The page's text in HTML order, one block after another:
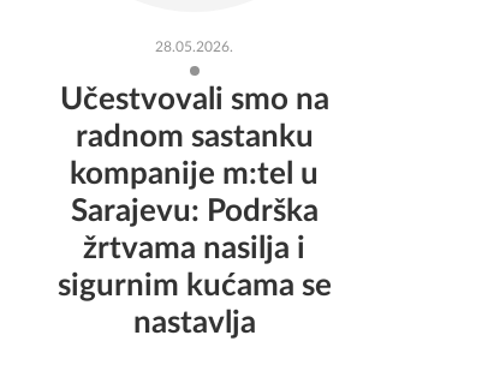
28.05.2026.
Učestvovali smo na
radnom sastanku
kompanije m:tel u
Sarajevu: Podrška
žrtvama nasilja i
sigurnim kućama se
nastavlja